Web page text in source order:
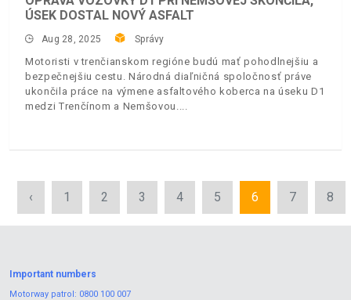
ÚSEK DOSTAL NOVÝ ASFALT
Aug 28, 2025 Správy
Motoristi v trenčianskom regióne budú mať pohodlnejšiu a
bezpečnejšiu cestu. Národná diaľničná spoločnosť práve
ukončila práce na výmene asfaltového koberca na úseku D1
medzi Trenčínom a Nemšovou.
‹ 1 2 3 4 5 6 7 8
Important numbers
Motorway patrol: 0800 100 007